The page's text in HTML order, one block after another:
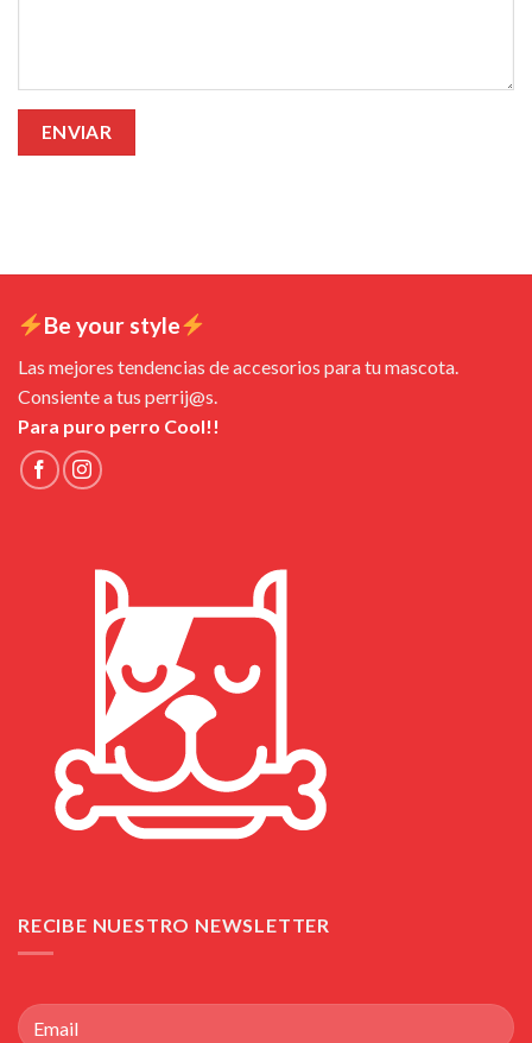
Be your style
Las mejores tendencias de accesorios para tu mascota.
Consiente a tus perrij@s.
Para puro perro Cool!!
RECIBE NUESTRO NEWSLETTER